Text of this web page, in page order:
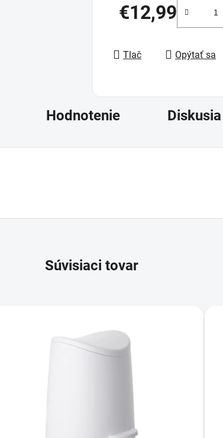
€12,99
Jednotková cena:
Tlač Opýtať sa
Hodnotenie Diskusia
Súvisiaci tovar